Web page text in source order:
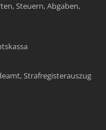
Steuern, Abgaben,
Strafregisterauszug